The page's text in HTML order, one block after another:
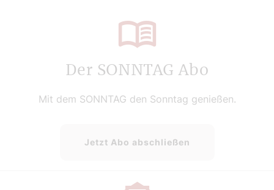
Der SONNTAG Abo
Mit dem SONNTAG den Sonntag genießen.
Jetzt Abo abschließen